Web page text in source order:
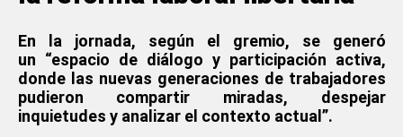
En la jornada, según el gremio, se generó
un “espacio de diálogo y participación activa,
donde las nuevas generaciones de trabajadores
pudieron compartir miradas, despejar
inquietudes y analizar el contexto actual”.